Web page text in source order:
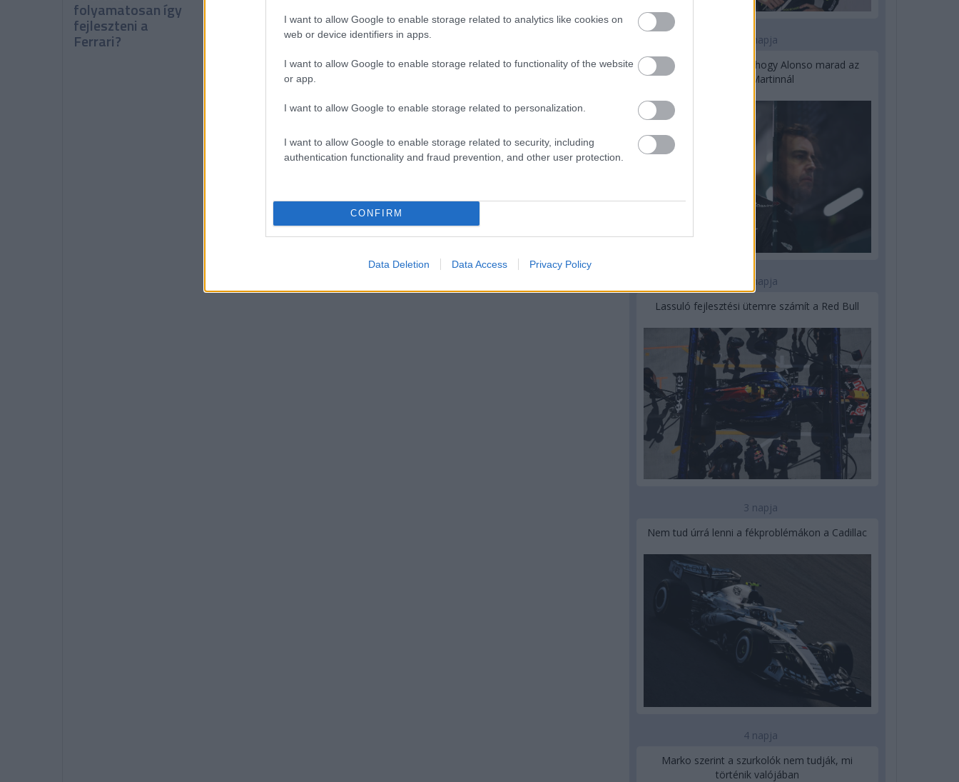
I want to allow Google to enable storage related to analytics like cookies on
web or device identifiers in apps.
I want to allow Google to enable storage related to functionality of the website
or app.
I want to allow Google to enable storage related to personalization.
I want to allow Google to enable storage related to security, including
authentication functionality and fraud prevention, and other user protection.
CONFIRM
Data Deletion Data Access Privacy Policy
folyamatosan így
fejleszteni a
Ferrari?
elejéhez képest dolgoznak az F1-
ben?
Verstappen
2 napja
Newey biztos benne, hogy Alonso marad az
Aston Martinnál
3 napja
Lassuló fejlesztési ütemre számít a Red Bull
3 napja
Nem tud úrrá lenni a fékproblémákon a Cadillac
4 napja
Marko szerint a szurkolók nem tudják, mi
történik valójában